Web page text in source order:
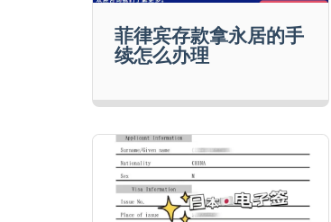
菲律宾存款拿永居的手
续怎么办理